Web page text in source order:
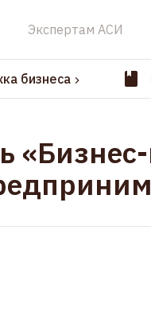
Экспертам АСИ
бизнеса